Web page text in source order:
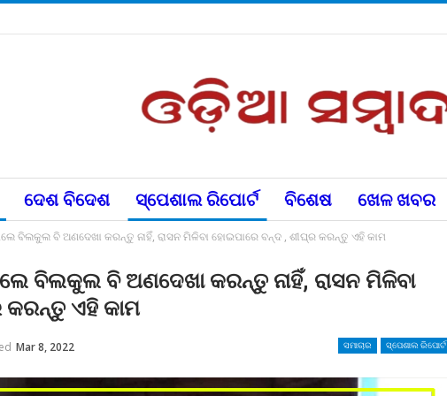
ଦେଶ ବିଦେଶ ସ୍ପେଶାଲ ରିପୋର୍ଟ ବିଶେଷ ଖେଳ ଖବର
ବିଲକୁଲ ବି ଅଣଦେଖା କରନ୍ତୁ ନାହିଁ, ରାସନ ମିଳିବା ହୋଇପାରେ ବନ୍ଦ , ଶୀଘ୍ର କରନ୍ତୁ ଏହି କାମ
ବିଲକୁଲ ବି ଅଣଦେଖା କରନ୍ତୁ ନାହିଁ, ରାସନ ମିଳିବା
କରନ୍ତୁ ଏହି କାମ
ସମାଚାର ସ୍ପେଶାଲ ରିପୋର୍ଟ
Mar 8, 2022